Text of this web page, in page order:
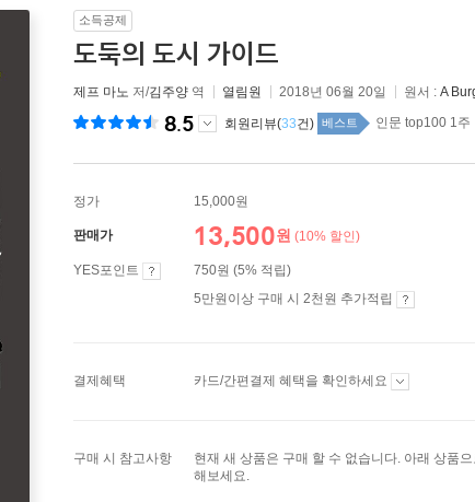
소득공제
도둑의 도시 가이드
제프 마노 저/김주양 역 열림원 2018년 06월 20일 원서 : A
8.5 회원리뷰(33건) 베스트 인문 top100 1주
정가 15,000원
판매가 13,500원 (10% 할인)
YES포인트
750원 (5% 적립)
5만원이상 구매 시 2천원 추가적립
결제혜택 카드/간편결제 혜택을 확인하세요
구매 시 참고사항
현재 새 상품은 구매 할 수 없습니다. 아래 상품
해보세요.